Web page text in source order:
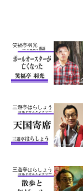
笑福亭羽光
三遊亭はらしょう
三遊亭はらしょう